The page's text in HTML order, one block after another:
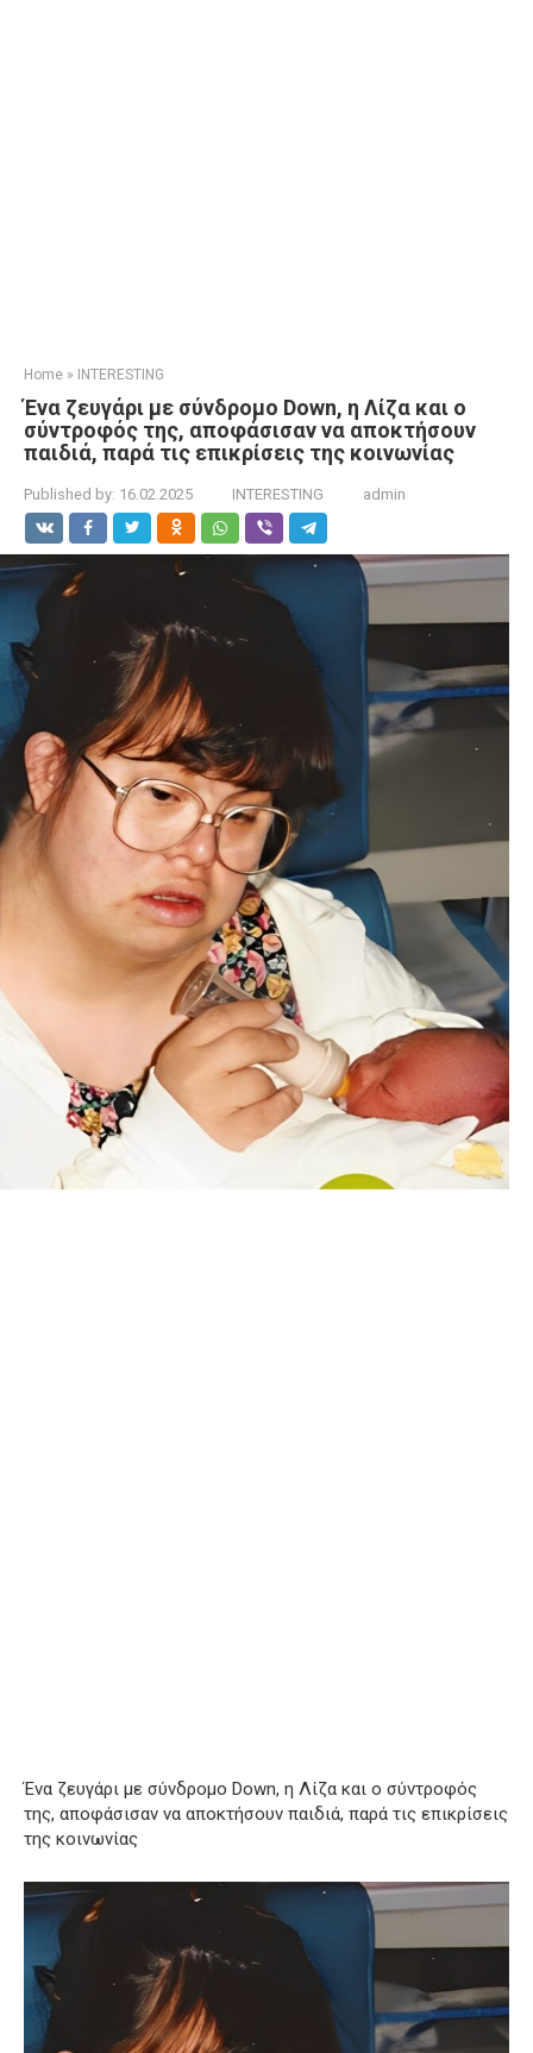
Home » INTERESTING
Ένα ζευγάρι με σύνδρομο Down, η Λίζα και ο
σύντροφός της, αποφάσισαν να αποκτήσουν
παιδιά, παρά τις επικρίσεις της κοινωνίας
Published by: 16.02.2025 INTERESTING admin
Ένα ζευγάρι με σύνδρομο Down, η Λίζα και ο σύντροφός
της, αποφάσισαν να αποκτήσουν παιδιά, παρά τις επικρίσεις
της κοινωνίας